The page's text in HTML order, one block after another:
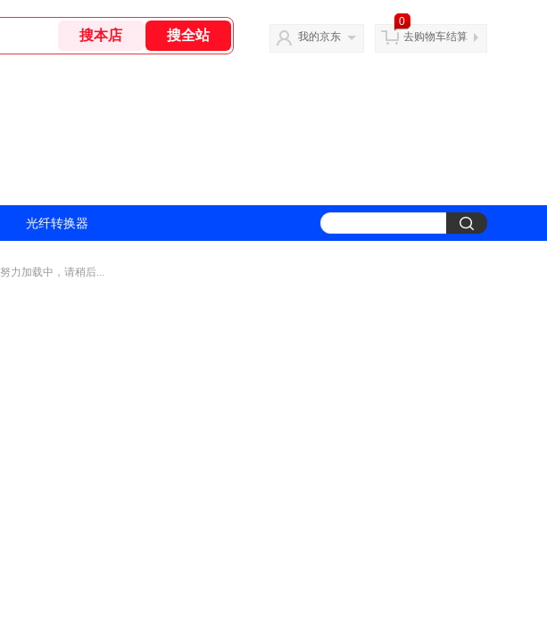
我的京东
0
去购物车结算
光纤转换器
努力加载中，请稍后...